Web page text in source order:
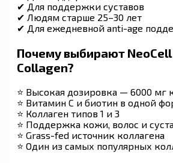
✔ Для поддержки суставов
✔ Людям старше 25–30 лет
✔ Для ежедневной anti-age
Почему выбирают
Collagen?
⭐ Высокая дозировка — 6000 мг
⭐ Витамин C и биотин в одной
⭐ Коллаген типов 1 и 3
⭐ Поддержка кожи, волос и
⭐ Grass-fed источник коллагена
⭐ Один из самых популярных